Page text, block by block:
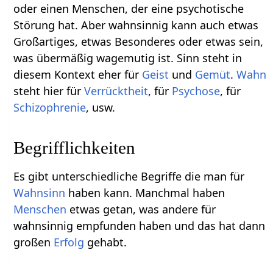
oder einen Menschen, der eine psychotische
Störung hat. Aber wahnsinnig kann auch etwas
Großartiges, etwas Besonderes oder etwas sein,
was übermäßig wagemutig ist. Sinn steht in
diesem Kontext eher für Geist und Gemüt.Wahn
steht hier fürVerrücktheit, für Psychose, für
Schizophrenie, usw.
Begrifflichkeiten
Es gibt unterschiedliche Begriffe die man für
Wahnsinn haben kann. Manchmal haben
Menschen etwas getan, was andere für
wahnsinnig empfunden haben und das hat dann
großen Erfolg gehabt.